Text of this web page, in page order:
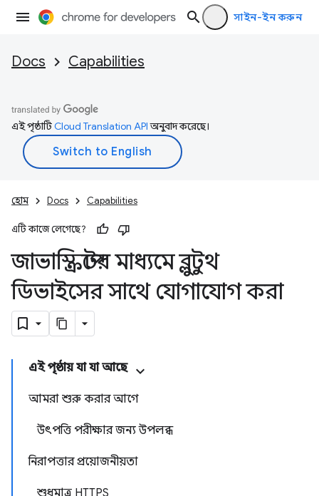
সাইন-ইন করুন
Docs Capabilities
এই পৃষ্ঠাটিCloud Translation APIঅনুবাদ করেছে।
হোম Docs Capabilities
এটি কাজে লেগেছে?
জাভাস্ক্রিপ্টের মাধ্যমে ব্লুটুথ
ডিভাইসের সাথে যোগাযোগ করা
এই পৃষ্ঠায় যা যা আছে
আমরা শুরু করার আগে
উৎপত্তি পরীক্ষার জন্য উপলব্ধ
নিরাপত্তার প্রয়োজনীয়তা
শুধুমাত্র HTTPS